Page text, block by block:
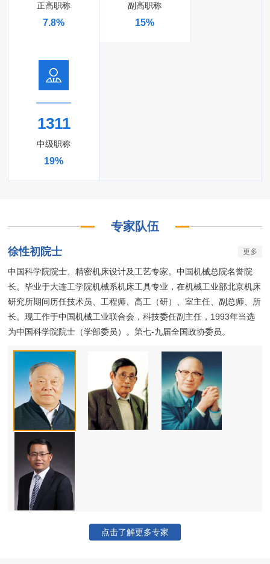
正高职称
7.8%
副高职称
15%
1311
中级职称
19%
专家队伍
徐性初院士 更多
中国科学院院士、精密机床设计及工艺专家。中国机械总院名誉院
长。毕业于大连工学院机械系机床工具专业，在机械工业部北京机床
研究所期间历任技术员、工程师、高工（研）、室主任、副总师、所
长。现工作于中国机械工业联合会，科技委任副主任，1993年当选
为中国科学院院士（学部委员）。第七-九届全国政协委员。
点击了解更多专家